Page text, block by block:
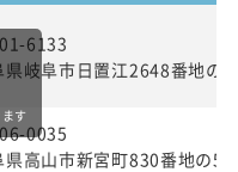
6133
県岐阜市日置江2648番地の1
0035
県高山市新宮町830番地の5
す